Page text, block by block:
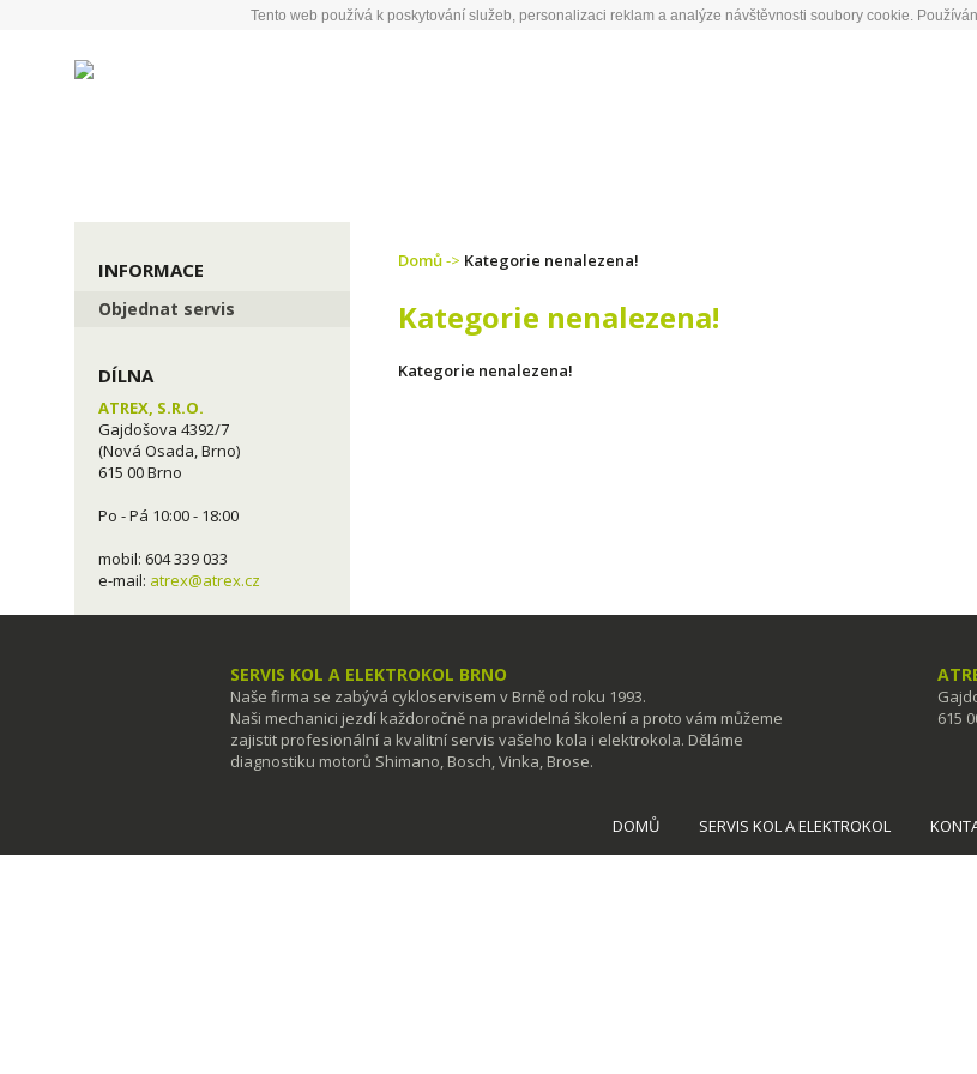
Tento web používá k poskytování služeb, personalizaci reklam a analýze návštěvnosti soubory cookie.
INFORMACE
Objednat servis
DÍLNA
ATREX, S.R.O.
Gajdošova 4392/7
(Nová Osada, Brno)
615 00 Brno
Po - Pá 10:00 - 18:00
mobil: 604 339 033
e-mail: atrex@atrex.cz
Domů-> Kategorie nenalezena!
Kategorie nenalezena!
Kategorie nenalezena!
SERVIS KOL A ELEKTROKOL BRNO
Naše firma se zabývá cykloservisem v Brně od roku 1993.
Naši mechanici jezdí každoročně na pravidelná školení a proto vám můžeme
zajistit profesionální a kvalitní servis vašeho kola i elektrokola. Děláme
diagnostiku motorů Shimano, Bosch, Vinka, Brose.
615
DOMŮ SERVIS KOL A ELEKTROKOL